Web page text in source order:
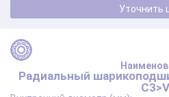
Радиальный
C3>V